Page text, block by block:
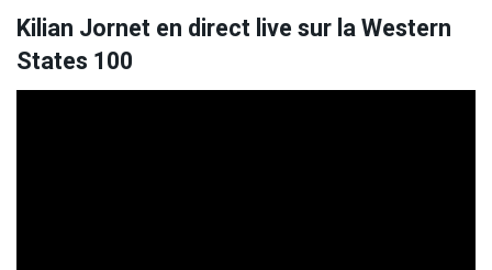
Kilian Jornet en direct live sur la Western
States 100